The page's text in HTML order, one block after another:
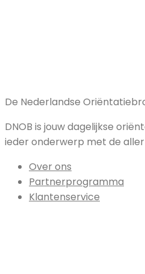
De Nederlandse
DNOB is jouw dagelijkse
ieder onderwerp met de
Over ons
Partnerprogramma
Klantenservice